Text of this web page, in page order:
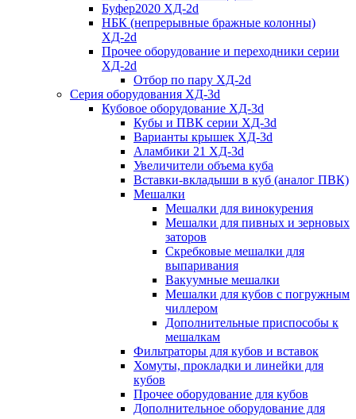
Буфер2020 ХД-2d
НБК (непрерывные бражные колонны)
ХД-2d
Прочее оборудование и переходники серии
ХД-2d
Отбор по пару ХД-2d
Серия оборудования ХД-3d
Кубовое оборудование ХД-3d
Кубы и ПВК серии ХД-3d
Варианты крышек ХД-3d
Аламбики 21 ХД-3d
Увеличители объема куба
Вставки-вкладыши в куб (аналог ПВК)
Мешалки
Мешалки для винокурения
Мешалки для пивных и зерновых
заторов
Скребковые мешалки для
выпаривания
Вакуумные мешалки
Мешалки для кубов с погружным
чиллером
Дополнительные приспособы к
мешалкам
Фильтраторы для кубов и вставок
Хомуты, прокладки и линейки для
кубов
Прочее оборудование для кубов
Дополнительное оборудование для